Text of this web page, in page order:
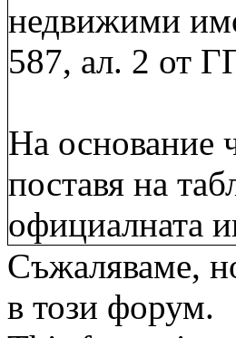
недвижими
587, ал. 2 от
На основание
поставя на
официалната
Съжаляваме,
в този форум.